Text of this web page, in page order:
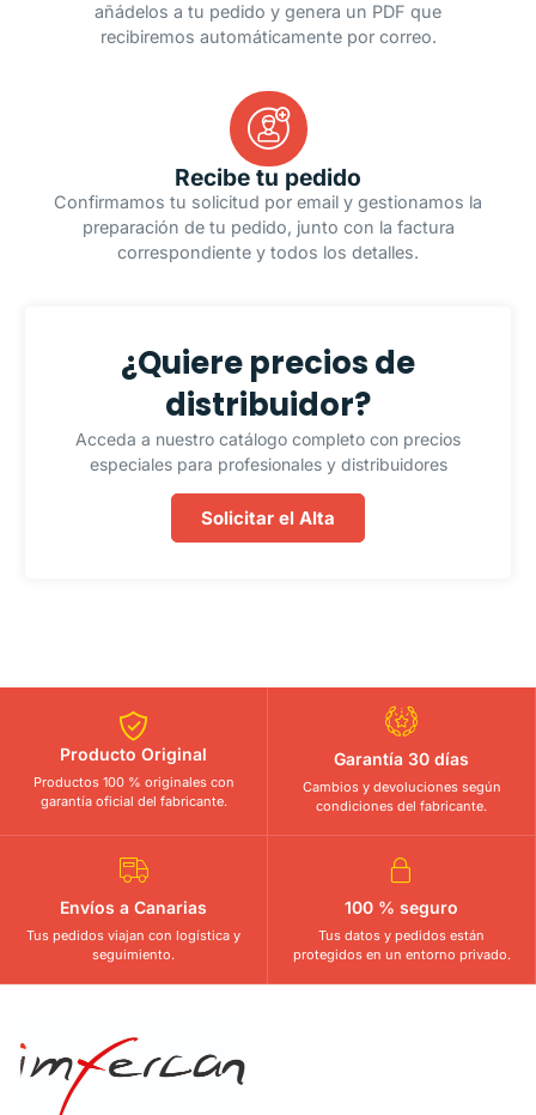
añádelos a tu pedido y genera un PDF que
recibiremos automáticamente por correo.
Recibe tu pedido
Confirmamos tu solicitud por email y gestionamos la
preparación de tu pedido, junto con la factura
correspondiente y todos los detalles.
¿Quiere precios de
distribuidor?
Acceda a nuestro catálogo completo con precios
especiales para profesionales y distribuidores
Solicitar el Alta
Producto Original
Productos 100 % originales con
garantía oficial del fabricante.
Garantía 30 días
Cambios y devoluciones según
condiciones del fabricante.
Envíos a Canarias
Tus pedidos viajan con logística y
seguimiento.
100 % seguro
Tus datos y pedidos están
protegidos en un entorno privado.